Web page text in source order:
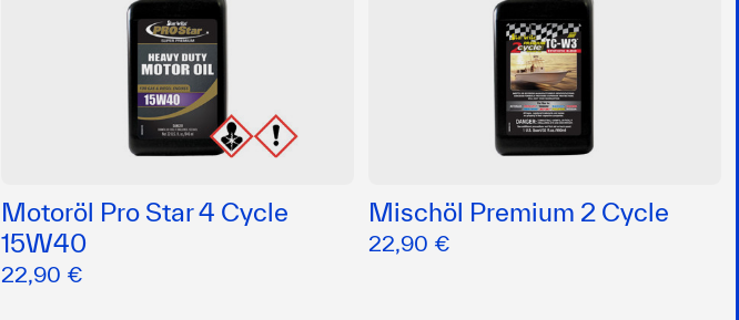
Motoröl Pro Star 4 Cycle
15W40
22,90 €
Mischöl Premium 2 Cycle
22,90 €